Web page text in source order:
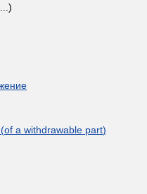
,...)
(of a withdrawable part)